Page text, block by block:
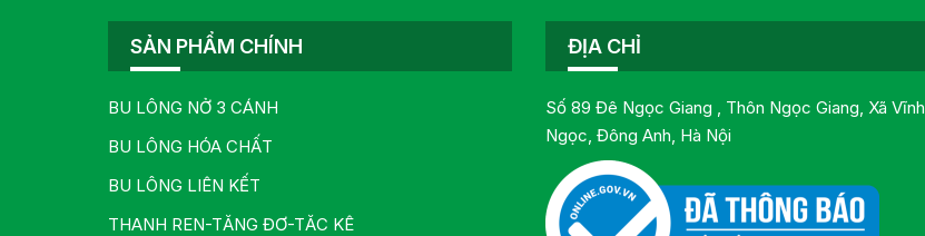
SẢN PHẨM CHÍNH
BU LÔNG NỞ 3 CÁNH
BU LÔNG HÓA CHẤT
BU LÔNG LIÊN KẾT
THANH REN-TĂNG ĐƠ-TĂC KÊ
ĐỊA CHỈ
Số 89 Đê Ngọc Giang , Thôn Ngọc Giang, Xã Vĩnh
Ngọc, Đông Anh, Hà Nội